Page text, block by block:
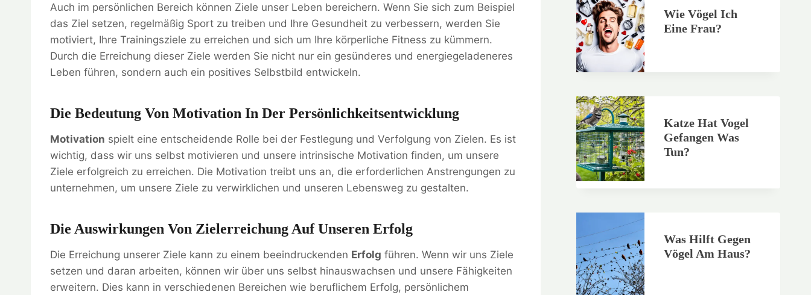
Auch im persönlichen Bereich können Ziele unser Leben bereichern. Wenn Sie sich zum Beispiel
das Ziel setzen, regelmäßig Sport zu treiben und Ihre Gesundheit zu verbessern, werden Sie
motiviert, Ihre Trainingsziele zu erreichen und sich um Ihre körperliche Fitness zu kümmern.
Durch die Erreichung dieser Ziele werden Sie nicht nur ein gesünderes und energiegeladeneres
Leben führen, sondern auch ein positives Selbstbild entwickeln.
Die Bedeutung Von Motivation In Der Persönlichkeitsentwicklung
Motivation spielt eine entscheidende Rolle bei der Festlegung und Verfolgung von Zielen. Es ist
wichtig, dass wir uns selbst motivieren und unsere intrinsische Motivation finden, um unsere
Ziele erfolgreich zu erreichen. Die Motivation treibt uns an, die erforderlichen Anstrengungen zu
unternehmen, um unsere Ziele zu verwirklichen und unseren Lebensweg zu gestalten.
Die Auswirkungen Von Zielerreichung Auf Unseren Erfolg
Die Erreichung unserer Ziele kann zu einem beeindruckenden Erfolg führen. Wenn wir uns Ziele
setzen und daran arbeiten, können wir über uns selbst hinauswachsen und unsere Fähigkeiten
erweitern. Dies kann in verschiedenen Bereichen wie beruflichem Erfolg, persönlichem
Wie Vögel Ich
Eine Frau?
Katze Hat Vogel
Gefangen Was
Tun?
Was Hilft Gegen
Vögel Am Haus?